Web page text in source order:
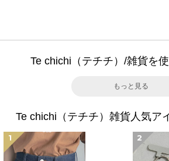
Te chichi（テチチ）/雑貨を
もっと見る
Te chichi（テチチ）雑貨人気ア
1 2